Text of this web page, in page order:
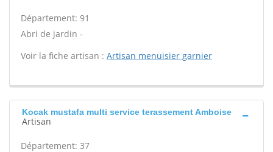
Département: 91
Abri de jardin -
Voir la fiche artisan : Artisan menuisier garnier
Kocak mustafa multi service terassement Amboise
Artisan
Département: 37